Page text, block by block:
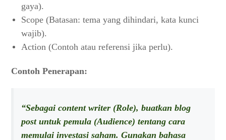
gaya).
Scope (Batasan: tema yang dihindari, kata kunci
wajib).
Action (Contoh atau referensi jika perlu).
Contoh Penerapan:
“Sebagai content writer (Role), buatkan blog
post untuk pemula (Audience) tentang cara
memulai investasi saham. Gunakan bahasa